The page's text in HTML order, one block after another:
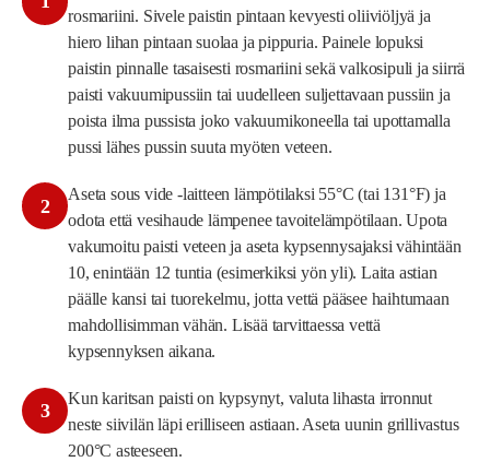
rosmariini. Sivele paistin pintaan kevyesti oliiviöljyä ja
hiero lihan pintaan suolaa ja pippuria. Painele lopuksi
paistin pinnalle tasaisesti rosmariini sekä valkosipuli ja siirrä
paisti vakuumipussiin tai uudelleen suljettavaan pussiin ja
poista ilma pussista joko vakuumikoneella tai upottamalla
pussi lähes pussin suuta myöten veteen.
2
Aseta sous vide -laitteen lämpötilaksi 55°C (tai 131°F) ja
odota että vesihaude lämpenee tavoitelämpötilaan. Upota
vakumoitu paisti veteen ja aseta kypsennysajaksi vähintään
10, enintään 12 tuntia (esimerkiksi yön yli). Laita astian
päälle kansi tai tuorekelmu, jotta vettä pääsee haihtumaan
mahdollisimman vähän. Lisää tarvittaessa vettä
kypsennyksen aikana.
3
Kun karitsan paisti on kypsynyt, valuta lihasta irronnut
neste siivilän läpi erilliseen astiaan. Aseta uunin grillivastus
200°C asteeseen.